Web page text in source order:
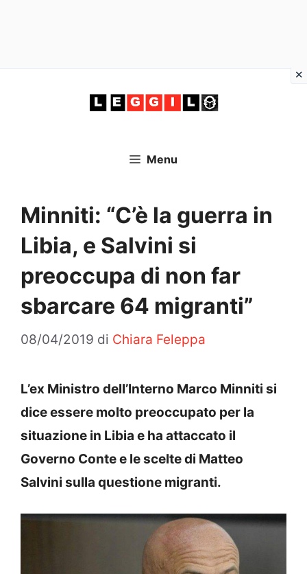
Menu
Minniti: “C’è la guerra in
Libia, e Salvini si
preoccupa di non far
sbarcare 64 migranti”
08/04/2019 di Chiara Feleppa
L’ex Ministro dell’Interno Marco Minniti si
dice essere molto preoccupato per la
situazione in Libia e ha attaccato il
Governo Conte e le scelte di Matteo
Salvini sulla questione migranti.